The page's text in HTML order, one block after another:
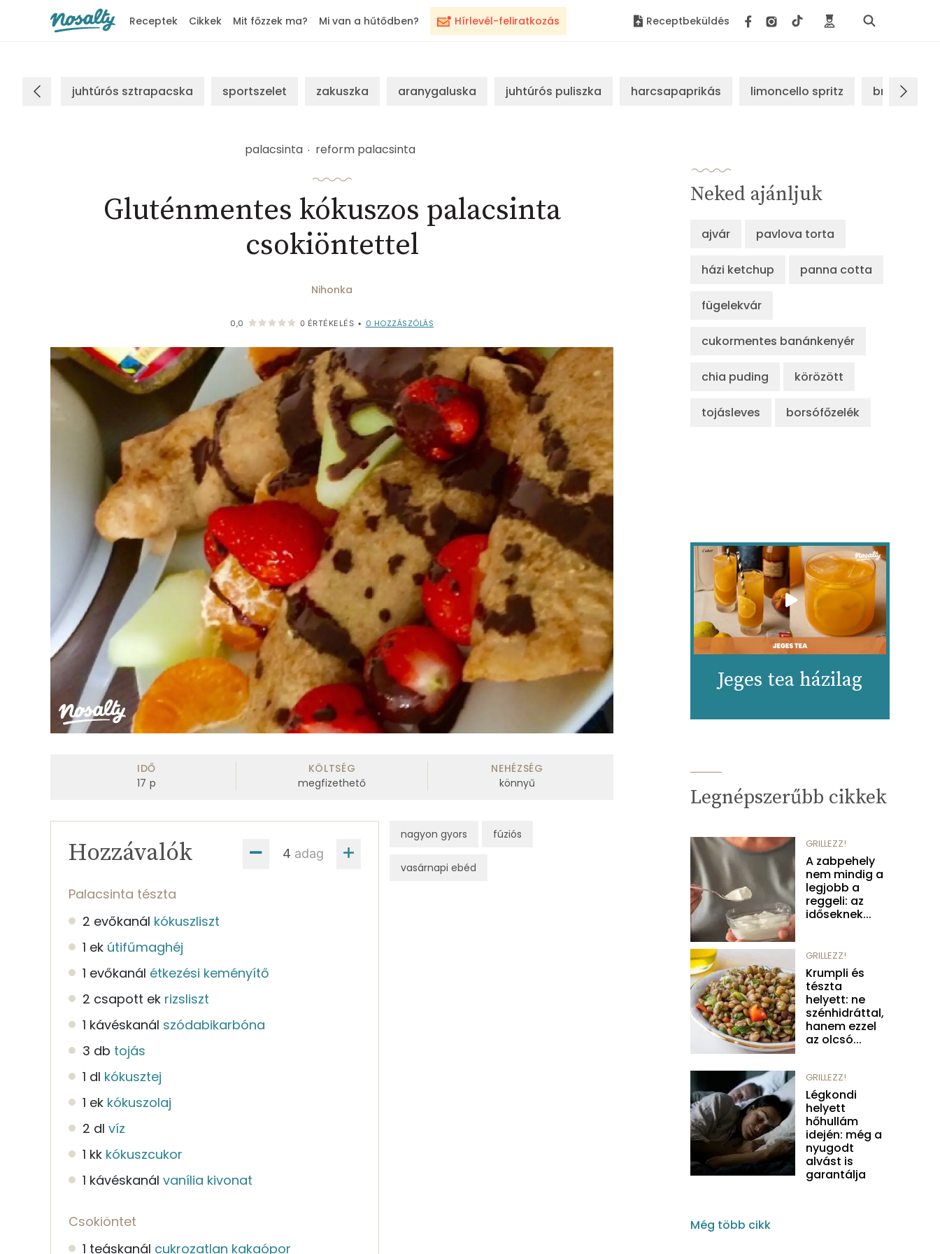
Hírlevél-feliratkozás
Receptek Cikkek Mit főzzek ma? Mi van a hűtődben? Receptbeküldés
juhtúrós sztrapacska sportszelet zakuszka aranygaluska juhtúrós puliszka harcsapaprikás limoncello spritz brassói
palacsinta reform palacsinta
Gluténmentes kókuszos palacsinta
csokiöntettel
Nihonka
0,0 0 ÉRTÉKELÉS • 0 HOZZÁSZÓLÁS
IDŐ
17 p
KÖLTSÉG
megfizethető
NEHÉZSÉG
könnyű
adag
Hozzávalók
Palacsinta tészta
2 evőkanál kókuszliszt
1 ek útifűmaghéj
1 evőkanál étkezési keményítő
2 csapott ek rizsliszt
1 kávéskanál szódabikarbóna
3 db tojás
1 dl kókusztej
1 ek kókuszolaj
2 dl víz
1 kk kókuszcukor
1 kávéskanál vanília kivonat
Csokiöntet
1 teáskanál cukrozatlan kakaópor
nagyon gyors fúziós
vasárnapi ebéd
Neked ajánljuk
ajvár pavlova torta
házi ketchup panna cotta
fügelekvár
cukormentes banánkenyér
chia puding körözött
tojásleves borsófőzelék
Jeges tea házilag
Legnépszerűbb cikkek
GRILLEZZ!
A zabpehely
nem mindig a
legjobb a
reggeli: az
időseknek...
GRILLEZZ!
Krumpli és
tészta
helyett: ne
szénhidráttal,
hanem ezzel
az olcsó...
GRILLEZZ!
Légkondi
helyett
hőhullám
idején: még a
nyugodt
alvást is
garantálja
Még több cikk